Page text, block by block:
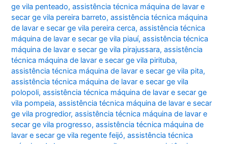
ge vila penteado,assistência técnica máquina de lavar e
secar ge vila pereira barreto,assistência técnica máquina
de lavar e secar ge vila pereira cerca,assistência técnica
máquina de lavar e secar ge vila piauí,assistência técnica
máquina de lavar e secar ge vila pirajussara,assistência
técnica máquina de lavar e secar ge vila pirituba,
assistência técnica máquina de lavar e secar ge vila pita,
assistência técnica máquina de lavar e secar ge vila
polopoli,assistência técnica máquina de lavar e secar ge
vila pompeia,assistência técnica máquina de lavar e secar
ge vila progredior,assistência técnica máquina de lavar e
secar ge vila progresso,assistência técnica máquina de
lavar e secar ge vila regente feijó,assistência técnica